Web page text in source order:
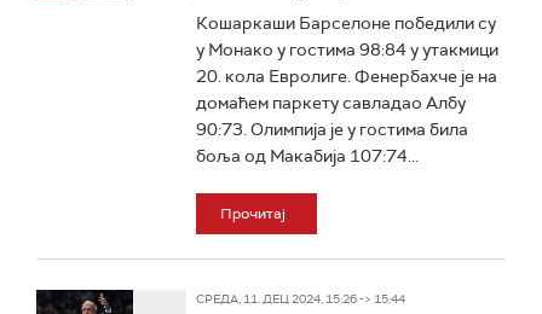
Кошаркаши Барселоне победили су
у Монако у гостима 98:84 у утакмици
20. кола Евролиге. Фенербахче је на
домаћем паркету савладао Албу
90:73. Олимпија је у гостима била
боља од Макабија 107:74...
Прочитај
СРЕДА, 11. ДЕЦ 2024, 15:26 -> 15:44